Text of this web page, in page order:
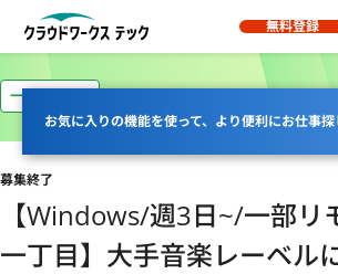
無料登録
お気に入りの機能を使って、より便利にお仕事探
一部リモート
募集終了
【Windows/週3日~/一部リ
一丁目】大手音楽レーベル